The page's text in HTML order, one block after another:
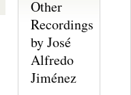
Other
Recordings
by José
Alfredo
Jiménez